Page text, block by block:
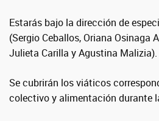
Estarás bajo la dirección de
(Sergio Ceballos, Oriana Osinaga
Julieta Carilla y Agustina Malizia).
Se cubrirán los viáticos
colectivo y alimentación durante